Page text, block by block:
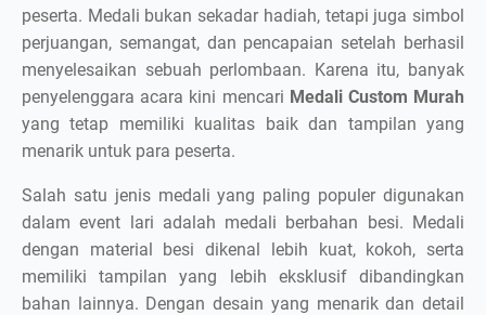
peserta. Medali bukan sekadar hadiah, tetapi juga simbol
perjuangan, semangat, dan pencapaian setelah berhasil
menyelesaikan sebuah perlombaan. Karena itu, banyak
penyelenggara acara kini mencari Medali Custom Murah
yang tetap memiliki kualitas baik dan tampilan yang
menarik untuk para peserta.
Salah satu jenis medali yang paling populer digunakan
dalam event lari adalah medali berbahan besi. Medali
dengan material besi dikenal lebih kuat, kokoh, serta
memiliki tampilan yang lebih eksklusif dibandingkan
bahan lainnya. Dengan desain yang menarik dan detail